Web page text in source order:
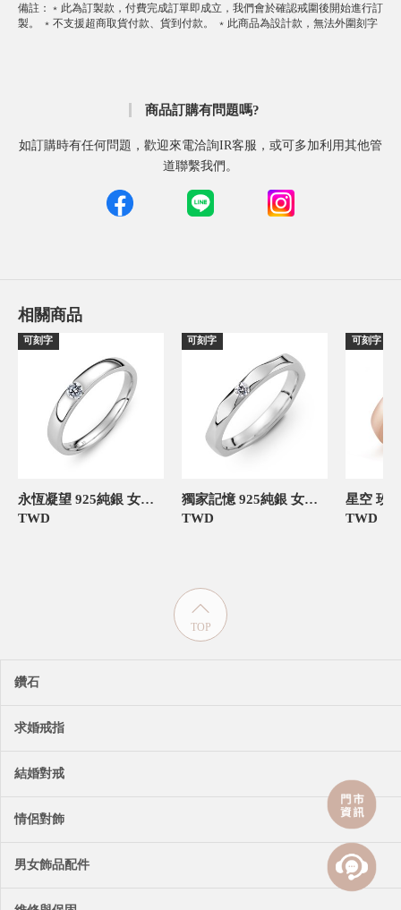
備註 ： ﹡此為訂製款，付費完成訂單即成立，我們會於確認戒圍後開始進行訂
製。 ﹡不支援超商取貨付款、貨到付款。 ﹡此商品為設計款，無法外圍刻字
商品訂購有問題嗎?
如訂購時有任何問題，歡迎來電洽詢IR客服，或可多加利用其他管
道聯繫我們。
相關商品
可刻字
永恆凝望 925純銀 女款定情對戒
TWD
可刻字
獨家記憶 925純銀 女款定情對戒
TWD
可刻字
TWD
TOP
鑽石
求婚戒指
結婚對戒
情侶對飾
男女飾品配件